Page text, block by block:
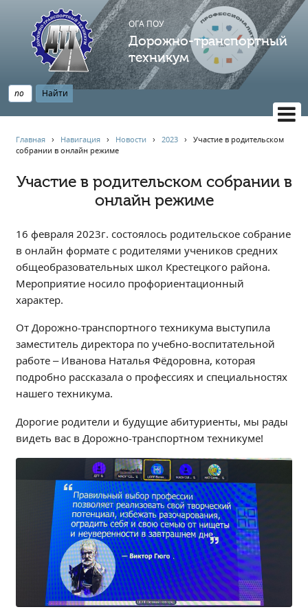
ОГА ПОУ
Дорожно-транспортный
техникум
НАВИГАЦИЯ
Главная
Профессионалитет
Опрос по качеству образования
Новости
Наблюдательный совет
Информация
Профориентация
Обращения онлайн
Контакты
Региональный центр по профилактике ДДТТ
Учебно-производственный комплекс
Центр карьеры
Противодействие коррупции
Всероссийское чемпионатное движение
Региональная инновационная площадка
СВЕДЕНИЯ ОБ ОБРАЗОВАТЕЛЬНОЙ ОРГАНИЗАЦИИ
Основные сведения
Структура и органы управления образовательной
организацией
Документы
Главная › Навигация › Новости ›2023 ›Участие в родительском
собрании в онлайн режиме
Участие в родительском собрании в
онлайн режиме
16 февраля 2023г. состоялось родительское собрание
в онлайн формате с родителями учеников средних
общеобразовательных школ Крестецкого района.
Мероприятие носило профориентационный
характер.
От Дорожно-транспортного техникума выступила
заместитель директора по учебно-воспитательной
работе – Иванова Наталья Фёдоровна, которая
подробно рассказала о профессиях и специальностях
нашего техникума.
Дорогие родители и будущие абитуриенты, мы рады
видеть вас в Дорожно-транспортном техникуме!